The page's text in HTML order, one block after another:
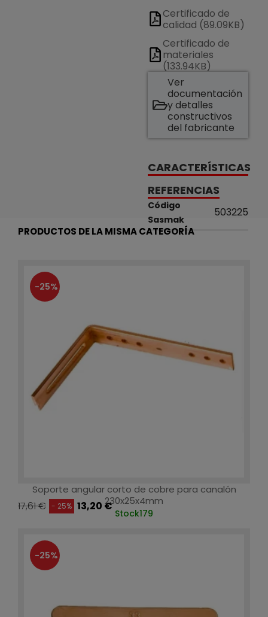
Certificado de
calidad (89.09KB)
Certificado de
materiales
(133.94KB)
Ver
documentación
y detalles
constructivos
del fabricante
CARACTERÍSTICAS
REFERENCIAS
Código
Sasmak
503225
PRODUCTOS DE LA MISMA CATEGORÍA
-25%
Soporte angular corto de cobre para canalón
230x25x4mm
17,61 € - 25% 13,20 €
Stock179
-25%